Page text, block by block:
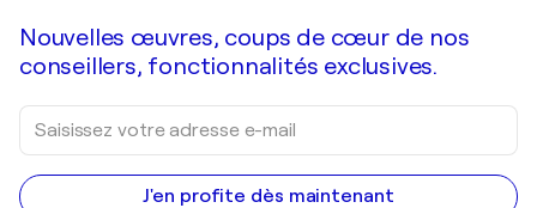
Nouvelles œuvres, coups de cœur de nos
conseillers, fonctionnalités exclusives.
J'en profite dès maintenant